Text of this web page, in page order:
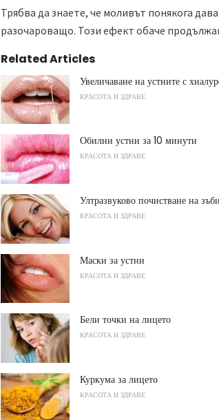
Трябва да знаете, че моливът понякога
разочароващо. Този ефект обаче
Related Articles
Увеличаване на устните с
КРАСОТА И ЗДРАВЕ
Обилни устни за 10 минути
КРАСОТА И ЗДРАВЕ
Ултразвуково почистване на
КРАСОТА И ЗДРАВЕ
Маски за устни
КРАСОТА И ЗДРАВЕ
Бели точки на лицето
КРАСОТА И ЗДРАВЕ
Куркума за лицето
КРАСОТА И ЗДРАВЕ